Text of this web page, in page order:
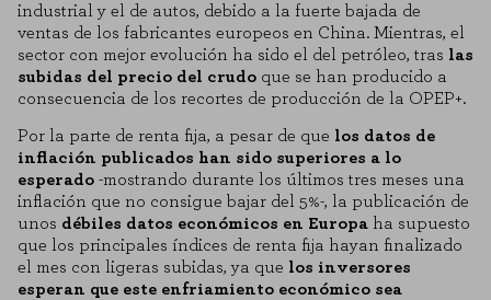
industrial y el de autos, debido a la fuerte bajada de
ventas de los fabricantes europeos en China. Mientras, el
sector con mejor evolución ha sido el del petróleo, tras las
subidas del precio del crudo que se han producido a
consecuencia de los recortes de producción de la OPEP+.
Por la parte de renta fija, a pesar de que los datos de
inflación publicados han sido superiores a lo
esperado -mostrando durante los últimos tres meses una
inflación que no consigue bajar del 5%-, la publicación de
unos débiles datos económicos en Europa ha supuesto
que los principales índices de renta fija hayan finalizado
el mes con ligeras subidas, ya que los inversores
esperan que este enfriamiento económico sea